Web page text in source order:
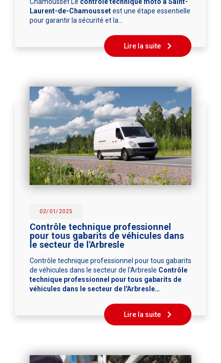
Laurent-de-Chamoussetest une étape essentielle
pour garantir la sécurité et la…
Lire la suite
02/01/2025
Contrôle technique professionnel
pour tous gabarits de véhicules dans
le secteur de l'Arbresle
Contrôle technique professionnel pour tous gabarits
de véhicules dans le secteur de l'Arbresle Contrôle
technique professionnel pour tous gabarits de
véhicules dans le secteur de l'Arbresle…
Lire la suite